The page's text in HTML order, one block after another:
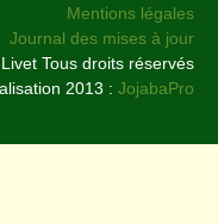
Mentions légales
Journal des mises à jour
Tous droits réservés
2013 : JojabaPro